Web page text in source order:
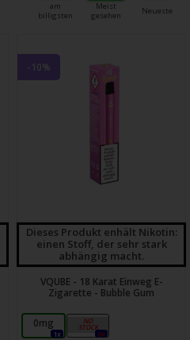
am
billigsten
Meist
gesehen
Neueste
-10%
Dieses Produkt enhält Nikotin:
einen Stoff, der sehr stark
abhängig macht.
VQUBE - 18 Karat Einweg E-
Zigarette - Bubble Gum
0mg
1x
16mg
0x